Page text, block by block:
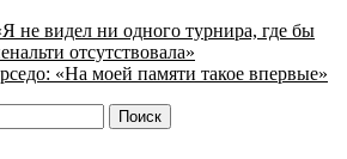
не видел ни одного турнира, где бы
отсутствовала»
«На моей памяти такое впервые»